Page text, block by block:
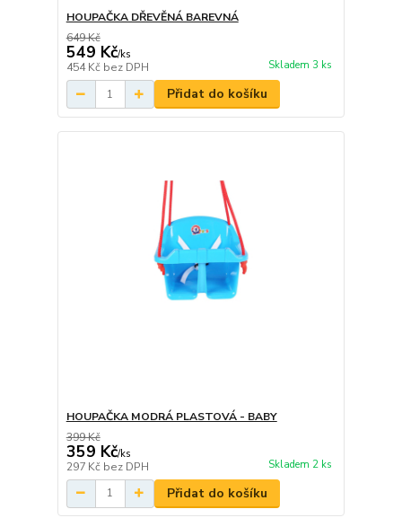
HOUPAČKA DŘEVĚNÁ BAREVNÁ
649 Kč
549 Kč/ks
454 Kč bez DPH Skladem 3 ks
Přidat do košíku
HOUPAČKA MODRÁ PLASTOVÁ - BABY
399 Kč
359 Kč/ks
297 Kč bez DPH Skladem 2 ks
Přidat do košíku